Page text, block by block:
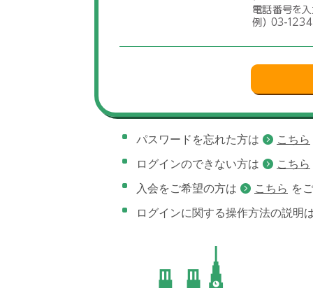
パスワードを忘れた方は こちら
ログインのできない方は こちら
入会をご希望の方は こちら を
ログインに関する操作方法の説明